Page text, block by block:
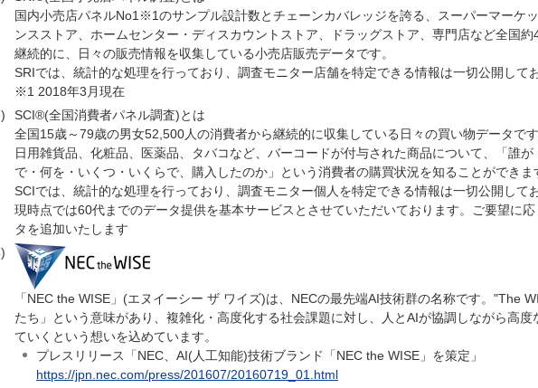
国内小売店パネルNo1※1のサンプル設計数とチェーンカバレッジを誇る、スーパーマーケ
ンスストア、ホームセンター・ディスカウントストア、ドラッグストア、専門店など全国約
継続的に、日々の販売情報を収集している小売店販売データです。
SRIでは、統計的な処理を行っており、調査モニター店舗を特定できる情報は一切公開して
※1 2018年3月現在
SCI®(全国消費者パネル調査)とは
全国15歳～79歳の男女52,500人の消費者から継続的に収集している日々の買い物データです
日用雑貨品、化粧品、医薬品、タバコなど、バーコードが付与された商品について、「誰が
で・何を・いくつ・いくらで、購入したのか」という消費者の購買状況を知ることができま
SCIでは、統計的な処理を行っており、調査モニター個人を特定できる情報は一切公開して
現時点では60代までのデータ提供を基本サービスとさせていただいております。ご要望に
タを追加いたします
「NEC the WISE」(エヌイーシー ザ ワイズ)は、NECの最先端AI技術群の名称です。"The
たち」という意味があり、複雑化・高度化する社会課題に対し、人とAIが協調しながら高度
ていくという想いを込めています。
プレスリリース「NEC、AI(人工知能)技術ブランド「NEC the WISE」を策定」
https://jpn.nec.com/press/201607/20160719_01.html